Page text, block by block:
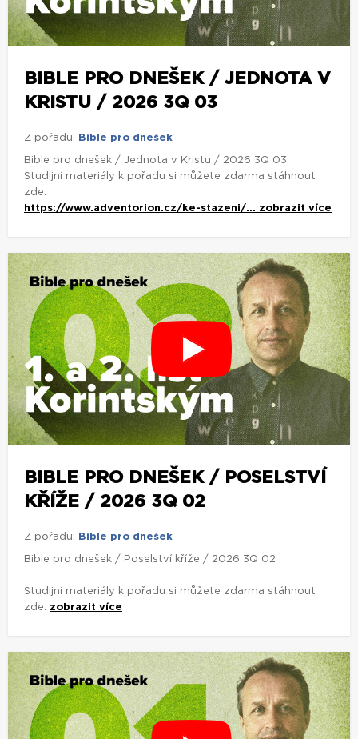
BIBLE PRO DNEŠEK / JEDNOTA V
KRISTU / 2026 3Q 03
Z pořadu: Bible pro dnešek
Bible pro dnešek / Jednota v Kristu / 2026 3Q 03
Studijní materiály k pořadu si můžete zdarma stáhnout
zde:
https://www.adventorion.cz/ke-stazeni/... zobrazit více
BIBLE PRO DNEŠEK / POSELSTVÍ
KŘÍŽE / 2026 3Q 02
Z pořadu: Bible pro dnešek
Bible pro dnešek / Poselství kříže / 2026 3Q 02
Studijní materiály k pořadu si můžete zdarma stáhnout
zde: zobrazit více